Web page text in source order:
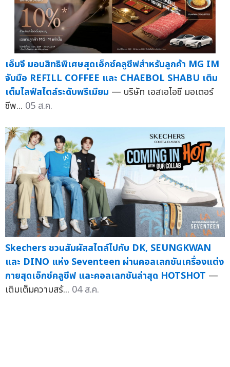
เอ็มจี มอบสิทธิพิเศษสุดเอ็กซ์คลูซีฟสำหรับลูกค้า MG IM
จับมือ REFILL COFFEE และ CHAEBOL SHABU เติม
เต็มไลฟ์สไตล์ระดับพรีเมียม — บริษัท เอสเอไอซี มอเตอร์
ซีพ... 05 ส.ค.
Skechers ชวนสัมผัสสไตล์ไปกับ DK, SEUNGKWAN
และ DINO แห่ง Seventeen ผ่านคอลเลกชันเครื่องแต่ง
กายสุดเอ็กซ์คลูซีฟ และคอลเลกชันล่าสุด HOTSHOT —
เติมเต็มความสร้... 04 ส.ค.